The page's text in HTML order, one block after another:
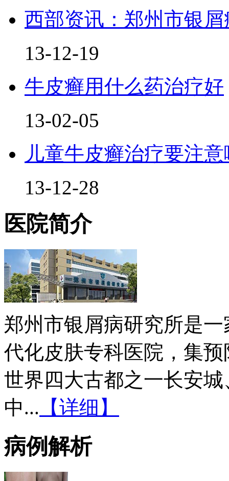
西部资讯：郑州市银
13-12-19
牛皮癣用什么药治疗好
13-02-05
儿童牛皮癣治疗要注
13-12-28
医院简介
郑州市银屑病研究所是
代化皮肤专科医院，集
世界四大古都之一长安
中... 【详细】
病例解析